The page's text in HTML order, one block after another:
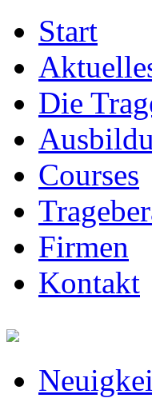
Start
Die
Courses
Firmen
Kontakt